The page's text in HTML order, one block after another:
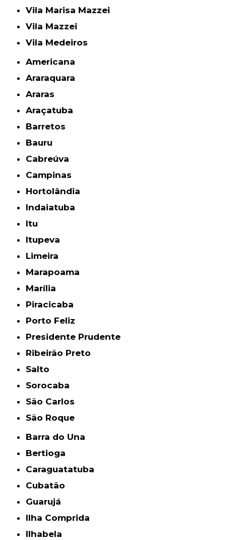
Vila Marisa Mazzei
Vila Mazzei
Vila Medeiros
Americana
Araraquara
Araras
Araçatuba
Barretos
Bauru
Cabreúva
Campinas
Hortolândia
Indaiatuba
Itu
Itupeva
Limeira
Marapoama
Marília
Piracicaba
Porto Feliz
Presidente Prudente
Ribeirão Preto
Salto
Sorocaba
São Carlos
São Roque
Barra do Una
Bertioga
Caraguatatuba
Cubatão
Guarujá
Ilha Comprida
Ilhabela